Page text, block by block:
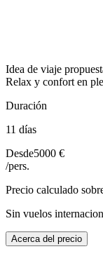
Idea de viaje
Relax y confort en
Duración
11 días
Desde5000 €
/pers.
Precio calculado
Sin vuelos
Acerca del precio